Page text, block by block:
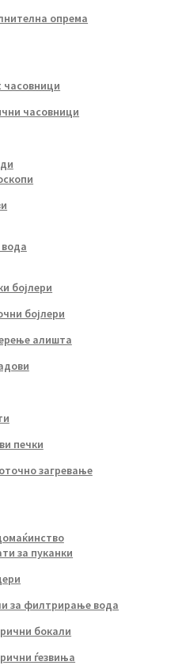
опрема
часовници
часовници
бојлери
бојлери
алишта
печки
загревање
за пуканки
за филтрирање вода
бокали
ѓезвиња